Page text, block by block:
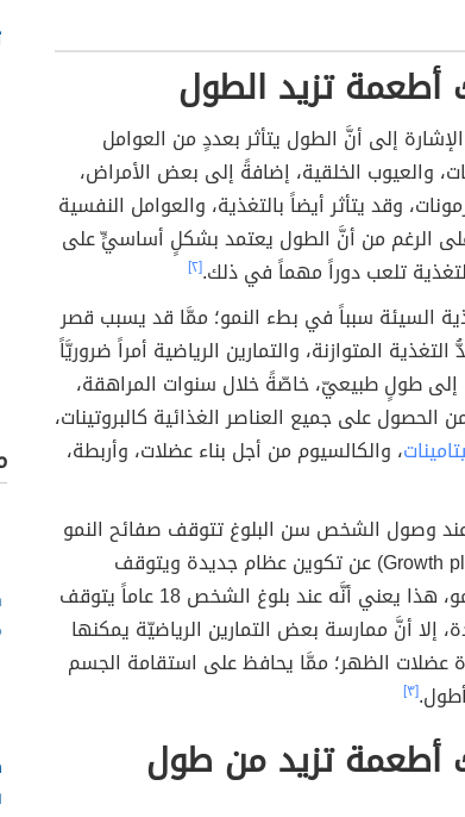
تزيد الطول
إلى أنَّ الطول يتأثر بعددٍ من العوامل
والعيوب الخلقية، إضافةً إلى بعض الأمراض،
وقد يتأثر أيضاً بالتغذية، والعوامل النفسية
الرغم من أنَّ الطول يعتمد بشكلٍ أساسيٍّ على
التغذية تلعب دوراً مهماً في ذلك.[٢]
السيئة سبباً في بطء النمو؛ ممَّا قد يسبب قصر
المتوازنة، والتمارين الرياضية أمراً ضروريَّاً
إلى طولٍ طبيعيّ، خاصّةً خلال سنوات المراهقة،
الحصول على جميع العناصر الغذائية كالبروتينات،
، والكالسيوم من أجل بناء عضلات، وأربطة،
وصول الشخص سن البلوغ تتوقف صفائح النمو
(بالإنجليزية: Growth plate) عن تكوين عظام جديدة ويتوقف
الشخص عن النمو، هذا يعني أنَّه عند بلوغ الشخص 18 عاماً يتوقف
إلا أنَّ ممارسة بعض التمارين الرياضيّة يمكنها
عضلات الظهر؛ ممَّا يحافظ على استقامة الجسم
[٣]
تزيد من طول